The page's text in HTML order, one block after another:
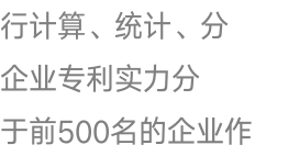
计算、统计、分
业专利实力分
前500名的企业作